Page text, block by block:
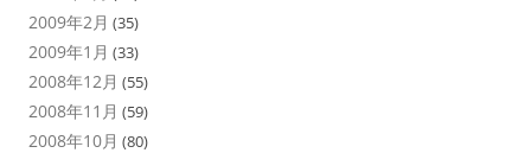
2009年2月 (35)
2009年1月 (33)
2008年12月 (55)
2008年11月 (59)
2008年10月 (80)